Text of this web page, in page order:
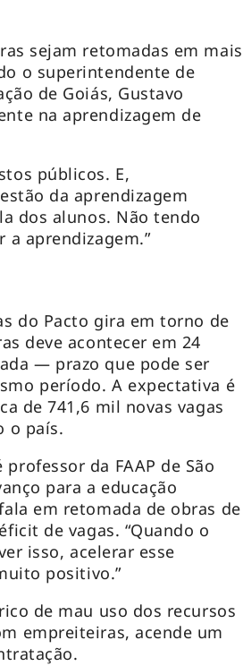
sejam retomadas em mais
o superintendente de
de Goiás, Gustavo
na aprendizagem de
públicos. E,
da aprendizagem
dos alunos. Não tendo
aprendizagem.”
do Pacto gira em torno de
deve acontecer em 24
— prazo que pode ser
período. A expectativa é
de 741,6 mil novas vagas
o país.
da FAAP de São
para a educação
em retomada de obras de
de vagas. “Quando o
isso, acelerar esse
positivo.”
de mau uso dos recursos
empreiteiras, acende um